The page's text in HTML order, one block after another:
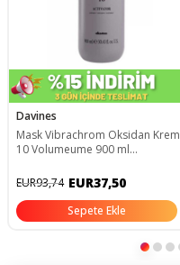
Davines
Mask Vibrachrom Oksidan Krem
10 Volumeume 900 ml
EUR93,74 EUR37,50
Sepete Ekle